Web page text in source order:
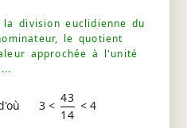
division euclidienne du
le quotient
approchée à l'unité
3 <
43
14
< 4